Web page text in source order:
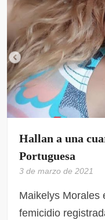
Hallan a una
Portuguesa
3 de marzo de 2021
Maikelys Morales
femicidio